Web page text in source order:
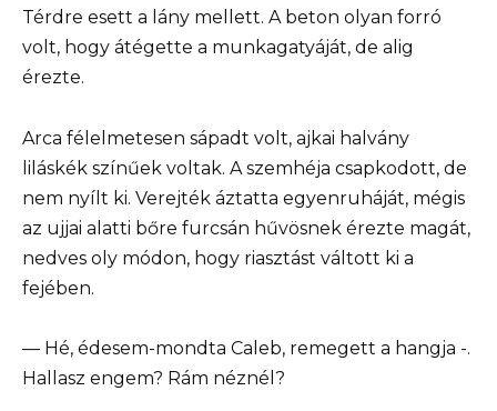
Térdre esett a lány mellett. A beton olyan forró
volt, hogy átégette a munkagatyáját, de alig
érezte.
Arca félelmetesen sápadt volt, ajkai halvány
liláskék színűek voltak. A szemhéja csapkodott, de
nem nyílt ki. Verejték áztatta egyenruháját, mégis
az ujjai alatti bőre furcsán hűvösnek érezte magát,
nedves oly módon, hogy riasztást váltott ki a
fejében.
— Hé, édesem-mondta Caleb, remegett a hangja -.
Hallasz engem? Rám néznél?